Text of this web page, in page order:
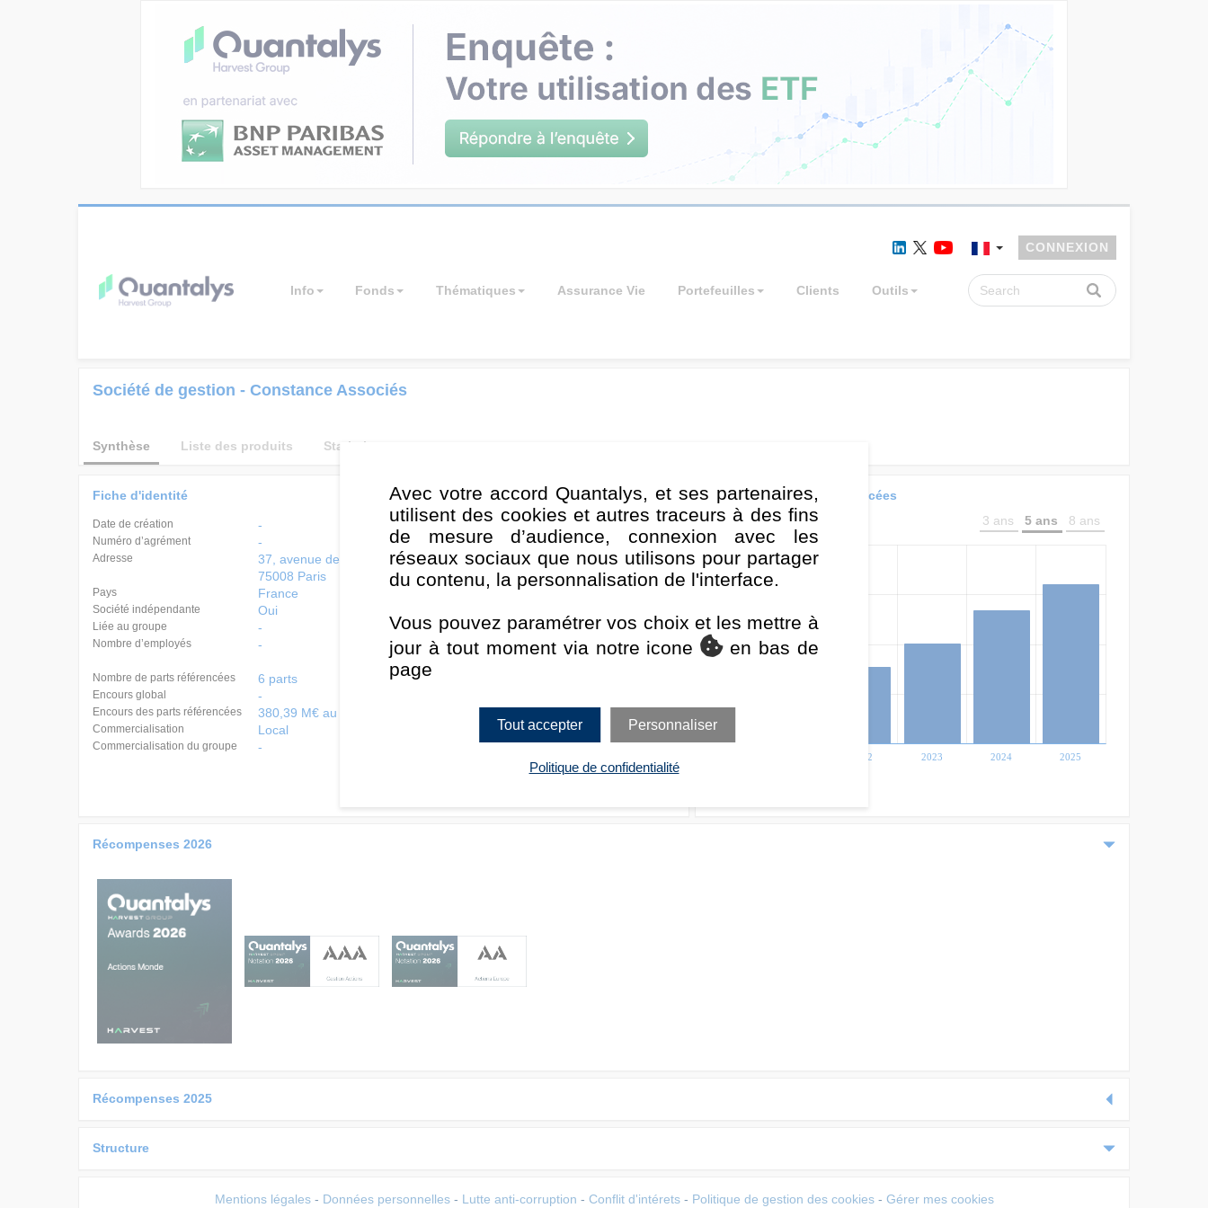
Info Fonds Thématiques Assurance Vie Portefeuilles Clients Outils
CONNEXION
Société de gestion - Constance Associés
Synthèse Liste des produits Statistiques
Fiche d'identité
Date de création -
Numéro d’agrément -
Adresse
37, avenue de Friedland
75008 Paris
Pays France
Société indépendante Oui
Liée au groupe -
Nombre d’employés -
Nombre de parts référencées 6 parts
Encours global -
Encours des parts référencées 380,39 M€ au 08/08/2026
Commercialisation Local
Commercialisation du groupe -
X 1
X 1
Encours des parts référencées
3 ans
5 ans 8 ans
2022 2023 2024 2025
0 M€
200 M€
400 M€
Récompenses 2026
Récompenses 2025
Structure
Mentions légales - Données personnelles - Lutte anti-corruption - Conflit d'intérets - Politique de gestion des cookies - Gérer mes cookies
Avec votre accord Quantalys, et ses partenaires,
utilisent des cookies et autres traceurs à des fins
de mesure d’audience, connexion avec les
réseaux sociaux que nous utilisons pour partager
du contenu, la personnalisation de l'interface.
Vous pouvez paramétrer vos choix et les mettre à
jour à tout moment via notre icone
en bas de
page
Tout accepter Personnaliser
Politique de confidentialité